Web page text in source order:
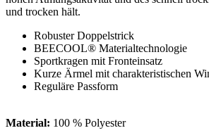
und trocken hält.
Robuster Doppelstrick
BEECOOL® Materialtechnologie
Sportkragen mit Fronteinsatz
Kurze Ärmel mit charakteristischen
Reguläre Passform
Material: 100 % Polyester